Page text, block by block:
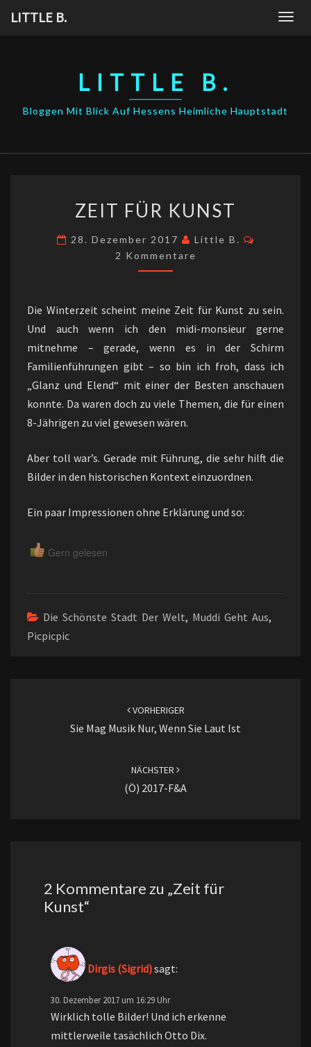
LITTLE B.
LITTLE B.
Bloggen Mit Blick Auf Hessens Heimliche Hauptstadt
FÜR
KUNST
ZEIT FÜR KUNST
28. Dezember 2017 Little B.
2 Kommentare
Die Winterzeit scheint meine Zeit für Kunst zu sein.
Und auch wenn ich den midi-monsieur gerne
mitnehme – gerade, wenn es in der Schirm
Familienführungen gibt – so bin ich froh, dass ich
„Glanz und Elend“ mit einer der Besten anschauen
konnte. Da waren doch zu viele Themen, die für einen
8-Jährigen zu viel gewesen wären.
Aber toll war’s. Gerade mit Führung, die sehr hilft die
Bilder in den historischen Kontext einzuordnen.
Ein paar Impressionen ohne Erklärung und so:
Gern gelesen
Die Schönste Stadt Der Welt, Muddi Geht Aus,
Picpicpic
VORHERIGER
Sie Mag Musik Nur, Wenn Sie Laut Ist
NÄCHSTER
(ö) 2017-F&A
2 Kommentare zu „Zeit für
Kunst“
Dirgis (Sigrid)sagt:
30. Dezember 2017 um 16:29 Uhr
Wirklich tolle Bilder! Und ich erkenne
mittlerweile tasächlich Otto Dix.